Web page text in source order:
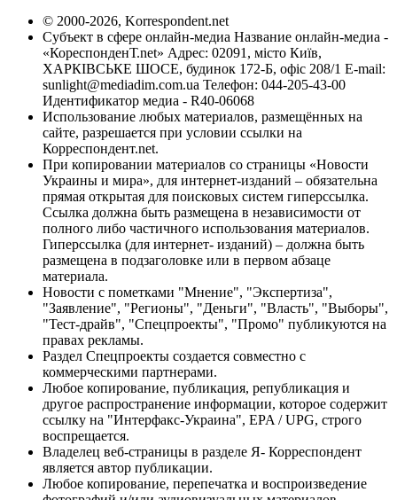
© 2000-2026, Korrespondent.net
Субъект в сфере онлайн-медиа Название онлайн-медиа -
«КореспонденТ.net» Адрес: 02091, місто Київ,
ХАРКІВСЬКЕ ШОСЕ, будинок 172-Б, офіс 208/1 E-mail:
sunlight@mediadim.com.ua Телефон: 044-205-43-00
Идентификатор медиа - R40-06068
Использование любых материалов, размещённых на
сайте, разрешается при условии ссылки на
Корреспондент.net.
При копировании материалов со страницы «Новости
Украины и мира», для интернет-изданий – обязательна
прямая открытая для поисковых систем гиперссылка.
Ссылка должна быть размещена в независимости от
полного либо частичного использования материалов.
Гиперссылка (для интернет- изданий) – должна быть
размещена в подзаголовке или в первом абзаце
материала.
Новости с пометками "Мнение", "Экспертиза",
"Заявление", "Регионы", "Деньги", "Власть", "Выборы",
"Тест-драйв", "Спецпроекты", "Промо" публикуются на
правах рекламы.
Раздел Спецпроекты создается совместно с
коммерческими партнерами.
Любое копирование, публикация, републикация и
другое распространение информации, которое содержит
ссылку на "Интерфакс-Украина", EPA / UPG, строго
воспрещается.
Владелец веб-страницы в разделе Я- Корреспондент
является автор публикации.
Любое копирование, перепечатка и воспроизведение